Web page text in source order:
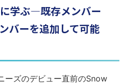
学ぶ―既存メンバー
バーを追加して可能
ーズのデビュー直前のSnow